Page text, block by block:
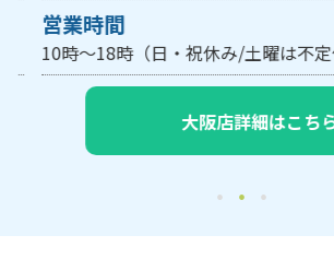
営業時間
10時～18時（日・祝休み/土曜は不定
大阪店詳細はこちら